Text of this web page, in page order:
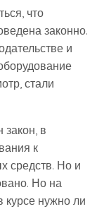
что
законно.
и
стали
в
к
средств. Но и
Но на
курсе нужно ли